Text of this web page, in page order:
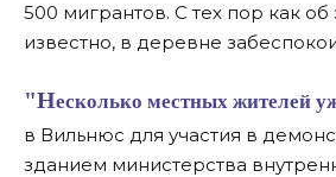
500 мигрантов. С тех пор как об
известно, в деревне
"Несколько местных жителей уже ездили пару раз
в Вильнюс для участия в
зданием министерства